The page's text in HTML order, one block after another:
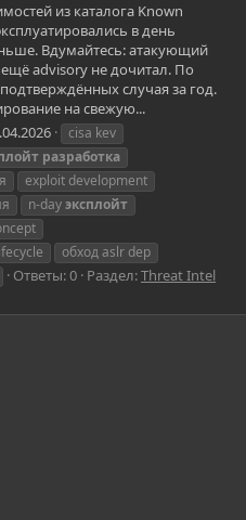
из каталога Known
в день
Вдумайтесь: атакующий
advisory не дочитал. По
случая за год.
на свежую...
cisa kev
разработка
exploit development
n-dayэксплойт
обход aslr dep
Ответы: 0 Раздел:Threat Intel